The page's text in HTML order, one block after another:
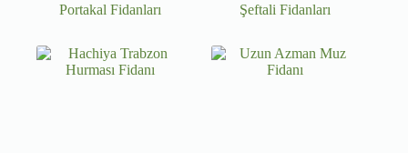
Portakal Fidanları Şeftali Fidanları